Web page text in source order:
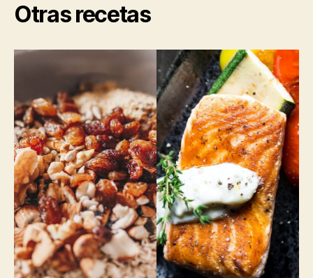
Otras recetas